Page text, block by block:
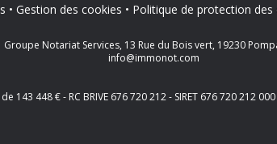
Gestion des cookies Politique de protection
Groupe Notariat Services, 13 Rue du Bois vert, 19230
info@immonot.com
448 € - RC BRIVE 676 720 212 - SIRET 676 720 212